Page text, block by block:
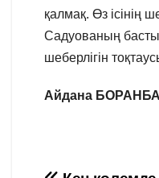
қалмақ. Өз ісінің
Садуованың
шеберлігін
Айдана